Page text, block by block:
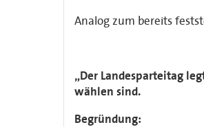
Analog zum bereits
„Der Landesparteitag
wählen sind.
Begründung: